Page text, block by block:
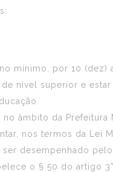
mínimo, por 10 (dez)
nível superior e
âmbito da
nos termos da Lei
desempenhado
o § 50 do artigo